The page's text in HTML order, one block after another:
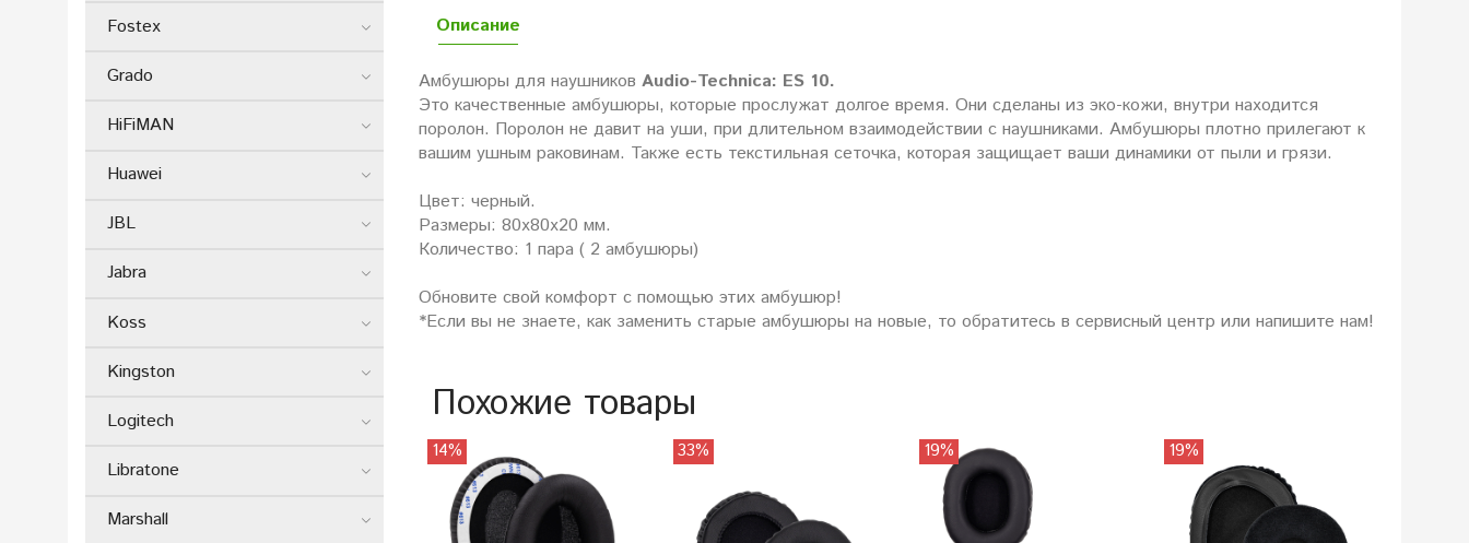
Описание
Амбушюры для наушников Audio-Technica: ES 10.
Это качественные амбушюры, которые прослужат долгое время. Они сделаны из эко-кожи, внутри находится
поролон. Поролон не давит на уши, при длительном взаимодействии с наушниками. Амбушюры плотно прилегают к
вашим ушным раковинам. Также есть текстильная сеточка, которая защищает ваши динамики от пыли и грязи.
Цвет: черный.
Размеры: 80х80х20 мм.
Количество: 1 пара ( 2 амбушюры)
Обновите свой комфорт с помощью этих амбушюр!
*Если вы не знаете, как заменить старые амбушюры на новые, то обратитесь в сервисный центр или напишите нам!
Похожие товары
14% 33% 19% 19%
Fostex
Grado
HiFiMAN
Huawei
JBL
Jabra
Koss
Kingston
Logitech
Libratone
Marshall